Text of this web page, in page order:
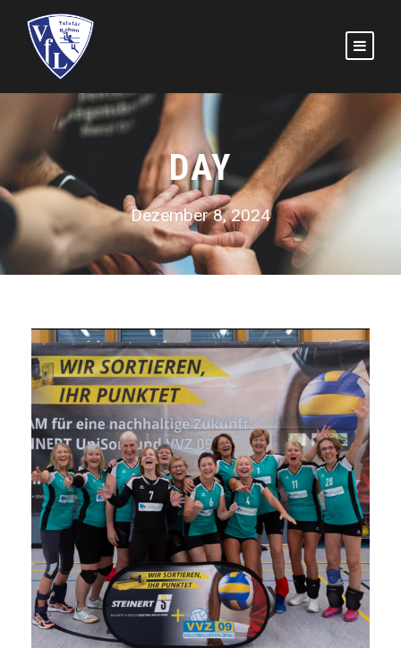
DAY
Dezember 8, 2024